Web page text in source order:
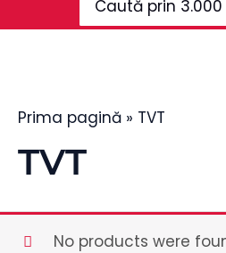
for:
Prima pagină » TVT
TVT
No products were